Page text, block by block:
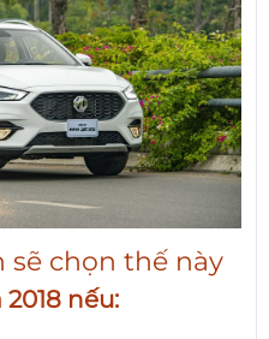
sẽ chọn thế này
nếu: